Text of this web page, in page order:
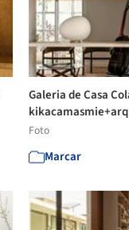
Galeria de Casa
kikacamasmie+arq
Foto
Marcar